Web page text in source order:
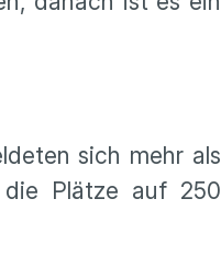
sich mehr als
die Plätze auf 250